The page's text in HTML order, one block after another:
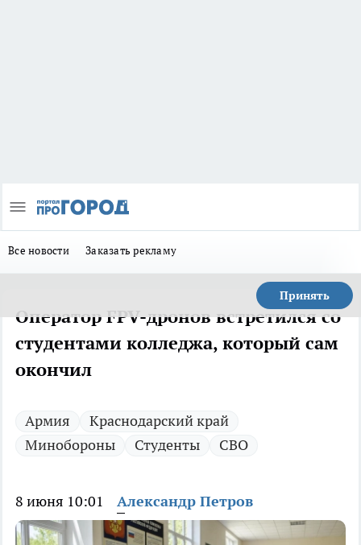
Все новости Заказать рекламу
Принять
Оператор FPV-дронов встретился со
студентами колледжа, который сам
окончил
Армия
Краснодарский край
Минобороны
Студенты СВО
8 июня 10:01 Александр Петров